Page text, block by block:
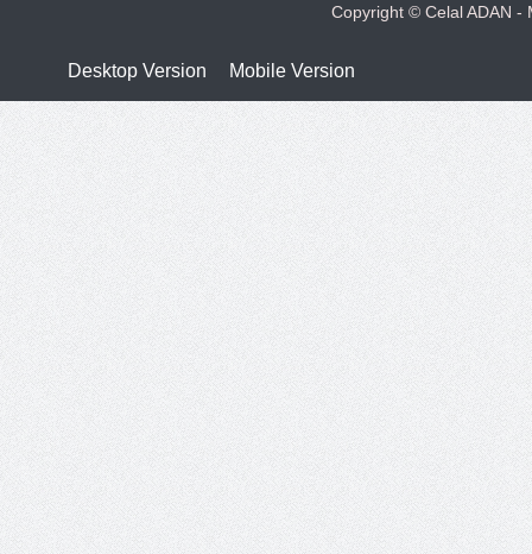
Copyright © Celal ADAN -
Desktop Version Mobile Version